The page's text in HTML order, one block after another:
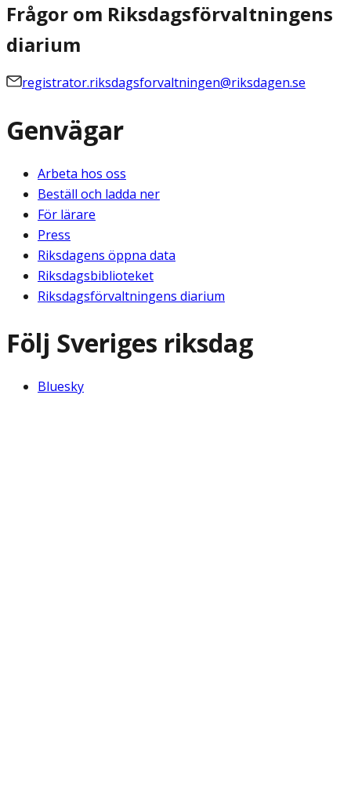
Frågor om Riksdagsförvaltningens
diarium
registrator.riksdagsforvaltningen@riksdagen.se
Genvägar
Arbeta hos oss
Beställ och ladda ner
För lärare
Press
Riksdagens öppna data
Riksdagsbiblioteket
Riksdagsförvaltningens diarium
Följ Sveriges riksdag
Bluesky